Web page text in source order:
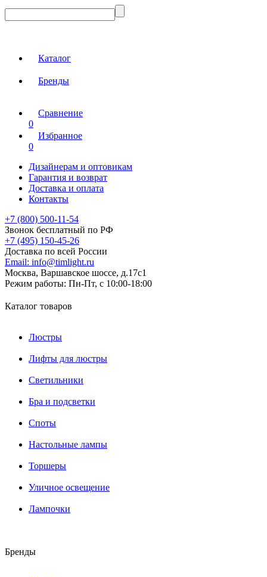
Каталог
Бренды
Сравнение
0
Избранное
0
Дизайнерам и оптовикам
Гарантия и возврат
Доставка и оплата
Контакты
+7 (800) 500-11-54
Звонок бесплатный по РФ
+7 (495) 150-45-26
Доставка по всей России
Email: info@timlight.ru
Москва, Варшавское шоссе, д.17c1
Режим работы: Пн-Пт, с 10:00-18:00
Каталог товаров
Люстры
Лифты для люстры
Светильники
Бра и подсветки
Споты
Настольные лампы
Торшеры
Уличное освещение
Лампочки
Бренды